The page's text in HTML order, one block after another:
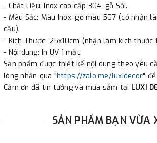
- Chất Liệu: Inox cao cấp 304, gỗ Sồi.
- Màu Sắc: Màu Inox, gỗ màu 507 (có nhận
cầu).
- Kích Thước: 25x10cm (nhận làm kích thước
- Nội dung: In UV 1 mặt.
Sản phẩm được thiết kế nội dung theo yêu
lòng nhắn qua "https://zalo.me/luxidecor"
Cảm ơn đã tin tưởng và mua sắm tại LUXI
SẢN PHẨM BẠN VỪA